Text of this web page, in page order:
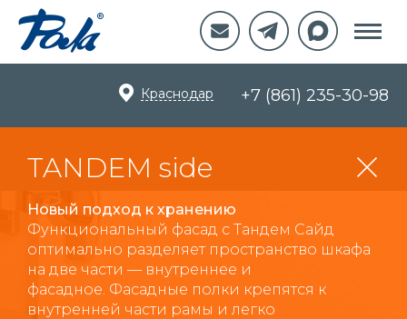
Краснодар +7 (861) 235-30-98
TANDEM side
Новый подход к хранению
Функциональный фасад с Тандем Сайд
оптимально разделяет пространство шкафа
на две части — внутреннее и
фасадное. Фасадные полки крепятся к
внутренней части рамы и легко